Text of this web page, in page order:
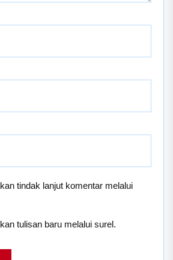
tindak lanjut komentar melalui
tulisan baru melalui surel.